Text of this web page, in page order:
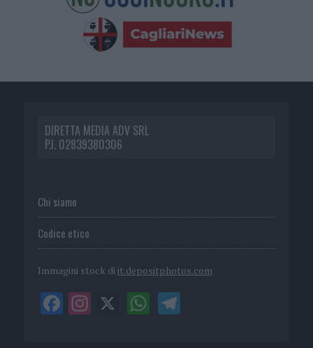
DIRETTA MEDIA ADV SRL
P.I. 02839380306
Chi siamo
Codice etico
Immagini stock di it.depositphotos.com